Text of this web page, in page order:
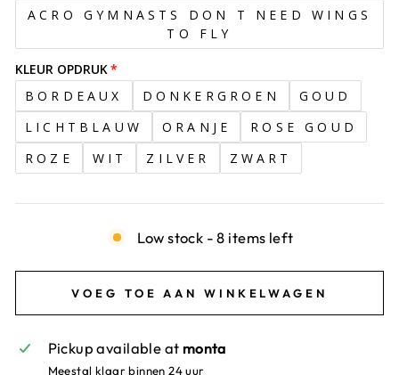
ACRO GYMNASTS DON T NEED WINGS
TO FLY
KLEUR OPDRUK
BORDEAUX
DONKERGROEN
GOUD
LICHTBLAUW
ORANJE
ROSE GOUD
ROZE
WIT ZILVER ZWART
Low stock - 8 items left
VOEG TOE AAN WINKELWAGEN
Pickup available at monta
Meestal klaar binnen 24 uur